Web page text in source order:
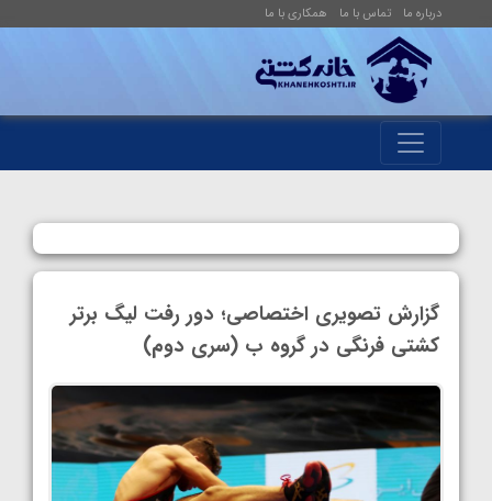
درباره ما تماس با ما همکاری با ما
گزارش تصویری اختصاصی؛ دور رفت لیگ برتر
کشتی فرنگی در گروه ب (سری دوم)